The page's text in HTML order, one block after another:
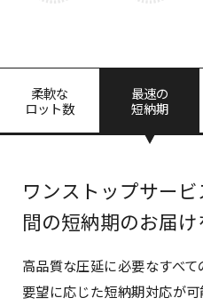
柔軟な
ロット数
最速の
短納期
ワンストップサービ
間の短納期のお届け
高品質な圧延に必要なすべ
要望に応じた短納期対応が可